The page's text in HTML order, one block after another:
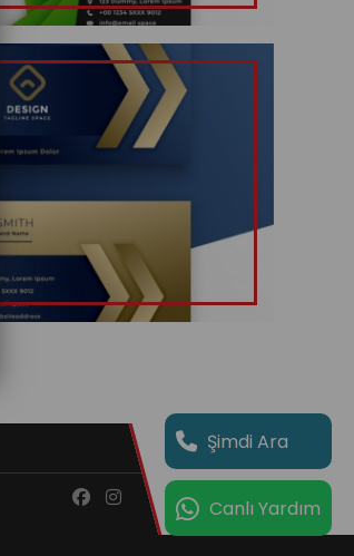
Şimdi Ara
Canlı Yardım